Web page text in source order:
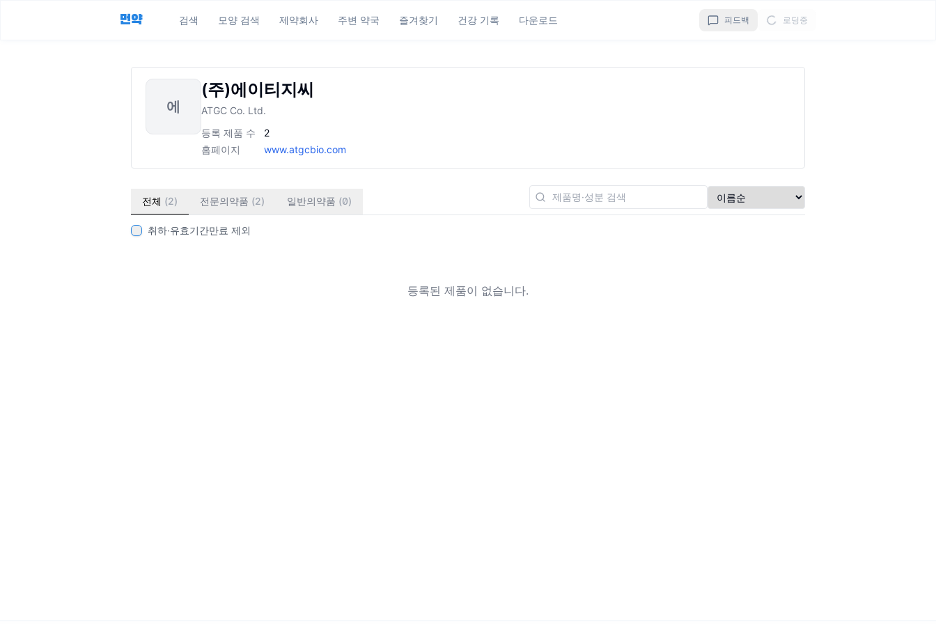
먼약 검색 모양 검색 제약회사 주변 약국 즐겨찾기 건강 기록 다운로드 피드백 로딩중
에
(주)에이티지씨
ATGC Co. Ltd.
등록 제품 수
2
홈페이지
www.atgcbio.com
전체 (2) 전문의약품 (2) 일반의약품 (0)
취하·유효기간만료 제외
등록된 제품이 없습니다.